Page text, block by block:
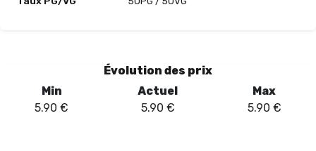
Évolution des prix
Min
5.90 €
Actuel
5.90 €
Max
5.90 €